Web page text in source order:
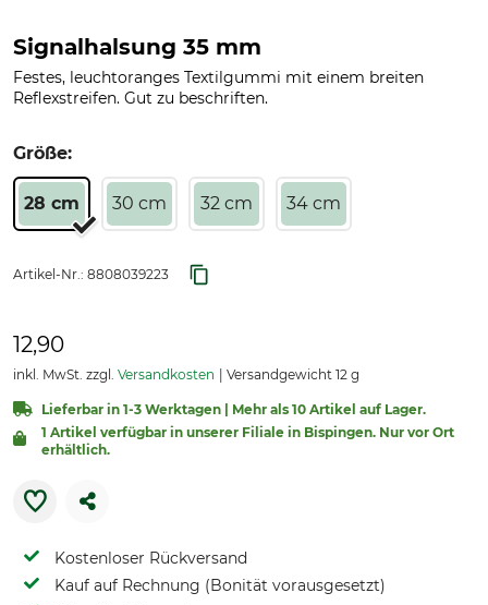
Signalhalsung 35 mm
Festes, leuchtoranges Textilgummi mit einem breiten
Reflexstreifen. Gut zu beschriften.
Größe:
28 cm 30 cm 32 cm 34 cm
Artikel-Nr.: 8808039223
12,90
inkl. MwSt. zzgl. Versandkosten Versandgewicht 12 g
Lieferbar in 1-3 Werktagen | Mehr als 10 Artikel auf Lager.
1 Artikel verfügbar in unserer Filiale in Bispingen. Nur vor Ort
erhältlich.
Kostenloser Rückversand
Kauf auf Rechnung (Bonität vorausgesetzt)